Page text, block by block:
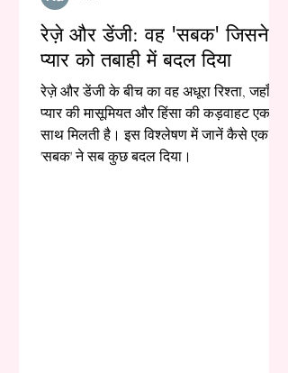
रेज़े और डेंजी: वह 'सबक' जिसने
प्यार को तबाही में बदल दिया
रेज़े और डेंजी के बीच का वह अधूरा रिश्ता, जहाँ
प्यार की मासूमियत और हिंसा की कड़वाहट एक
साथ मिलती है। इस विश्लेषण में जानें कैसे एक
'सबक' ने सब कुछ बदल दिया।